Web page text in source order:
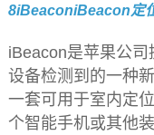
8iBeaconiBeacon定
iBeacon是苹果公司
设备检测到的一种
一套可用于室内定
个智能手机或其他